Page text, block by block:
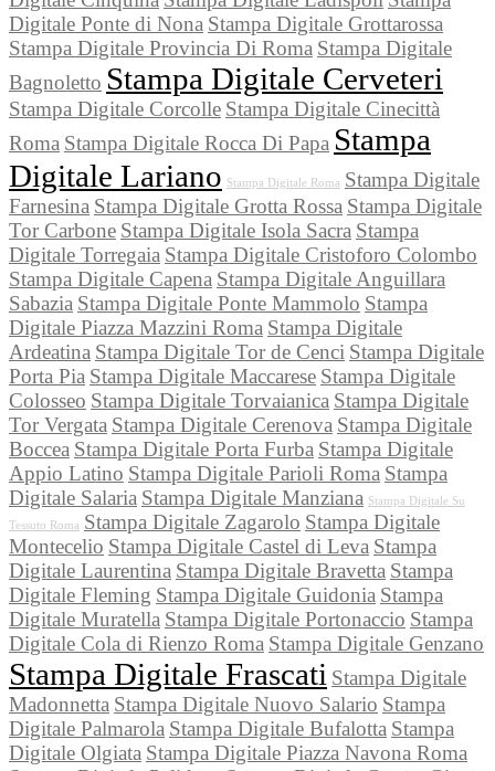
Digitale Ponte di Nona Stampa Digitale Grottarossa
Stampa Digitale Provincia Di Roma Stampa Digitale
Bagnoletto Stampa Digitale Cerveteri
Stampa Digitale Corcolle Stampa Digitale Cinecittà
Roma Stampa Digitale Rocca Di Papa Stampa
Digitale Lariano Stampa Digitale Roma Stampa Digitale
Farnesina Stampa Digitale Grotta Rossa Stampa Digitale
Tor Carbone Stampa Digitale Isola Sacra Stampa
Digitale Torregaia Stampa Digitale Cristoforo Colombo
Stampa Digitale Capena Stampa Digitale Anguillara
Sabazia Stampa Digitale Ponte Mammolo Stampa
Digitale Piazza Mazzini Roma Stampa Digitale
Ardeatina Stampa Digitale Tor de Cenci Stampa Digitale
Porta Pia Stampa Digitale Maccarese Stampa Digitale
Colosseo Stampa Digitale Torvaianica Stampa Digitale
Tor Vergata Stampa Digitale Cerenova Stampa Digitale
Boccea Stampa Digitale Porta Furba Stampa Digitale
Appio Latino Stampa Digitale Parioli Roma Stampa
Digitale Salaria Stampa Digitale Manziana Stampa Digitale Su
Tessuto Roma Stampa Digitale Zagarolo Stampa Digitale
Montecelio Stampa Digitale Castel di Leva Stampa
Digitale Laurentina Stampa Digitale Bravetta Stampa
Digitale Fleming Stampa Digitale Guidonia Stampa
Digitale Muratella Stampa Digitale Portonaccio Stampa
Digitale Cola di Rienzo Roma Stampa Digitale Genzano
Stampa Digitale Frascati Stampa Digitale
Madonnetta Stampa Digitale Nuovo Salario Stampa
Digitale Palmarola Stampa Digitale Bufalotta Stampa
Digitale Olgiata Stampa Digitale Piazza Navona Roma